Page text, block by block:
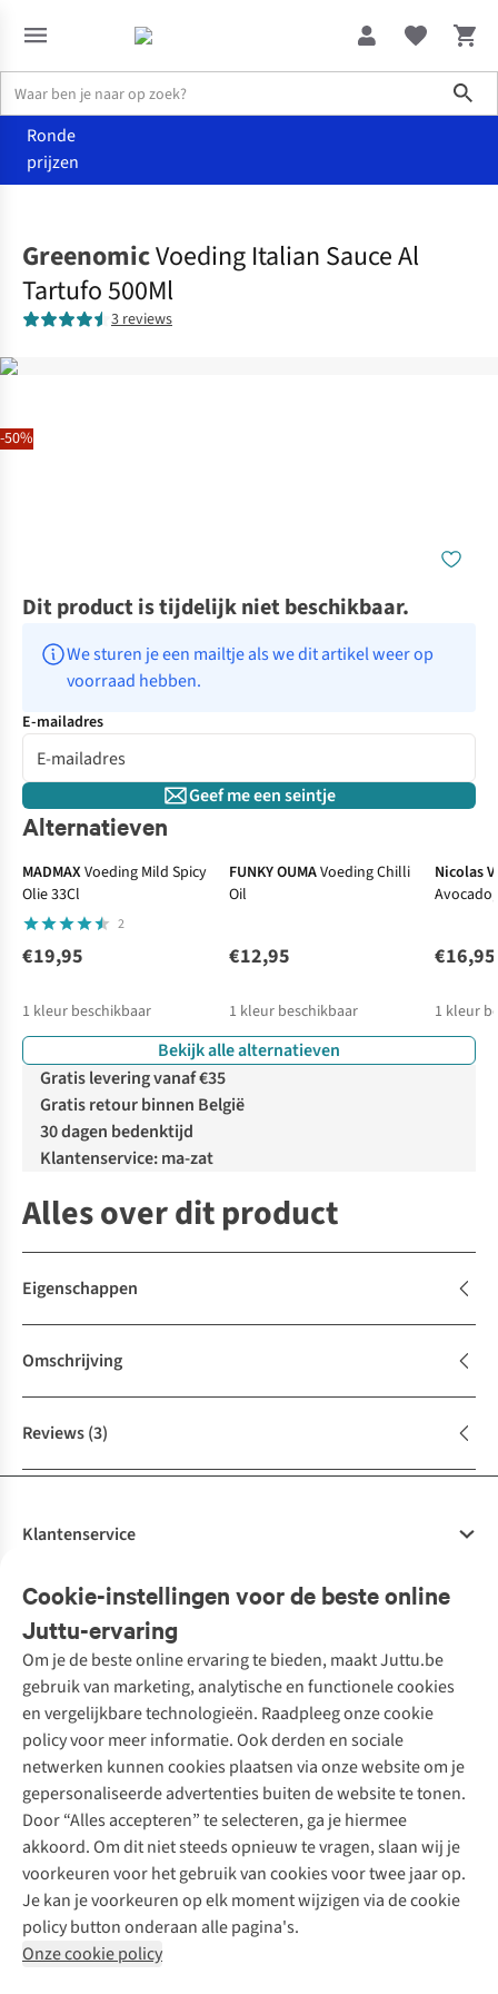
Ronde
prijzen
-50%
GreenomicVoeding Italian Sauce Al
Tartufo 500Ml
3 reviews
Dit product is tijdelijk niet beschikbaar.
We sturen je een mailtje als we dit artikel weer op
voorraad hebben.
E-mailadres
Geef me een seintje
Alternatieven
MADMAXVoeding Mild Spicy
Olie 33Cl
2
€19,95
1 kleur beschikbaar
FUNKY OUMAVoeding Chilli
Oil
€12,95
1 kleur beschikbaar
Nicolas
€16,95
1 kleur
Bekijk alle alternatieven
Gratis levering vanaf €35
Gratis retour binnen België
30 dagen bedenktijd
Klantenservice: ma-zat
Alles over dit product
Eigenschappen
Omschrijving
Reviews(3)
Cookie-instellingen voor de beste online
Juttu-ervaring
Om je de beste online ervaring te bieden, maakt Juttu.be
gebruik van marketing, analytische en functionele cookies
en vergelijkbare technologieën. Raadpleeg onze cookie
policy voor meer informatie. Ook derden en sociale
netwerken kunnen cookies plaatsen via onze website om je
gepersonaliseerde advertenties buiten de website te tonen.
Door “Alles accepteren” te selecteren, ga je hiermee
akkoord. Om dit niet steeds opnieuw te vragen, slaan wij je
voorkeuren voor het gebruik van cookies voor twee jaar op.
Je kan je voorkeuren op elk moment wijzigen via de cookie
policy button onderaan alle pagina's.
Onze cookie policy
Klantenservice
Bestellen
Betalen
10% studentenkorting
Klarna - achteraf betalen
Levering
Retourneren
Bestelling herroepen
Garantie
Contact
Onze diensten
Tweedehands - ReJUsed
Kledingatelier
Personal shopping
Textielbox
Events / workshops
Juttu
Over ons
Juttu Friends
Inspiratie
Werken bij Juttu
Onze winkels
De wereld van Juttu
Verantwoord ondernemen
Toegankelijkheidsverklaring
Merken
Nathalie Vleeschouwer
Selected dames
HKLiving
Dickies
Sessùn
Strom
O My Bag
Revolution
Meld je aan voor de nieuwsbrief
Follow us